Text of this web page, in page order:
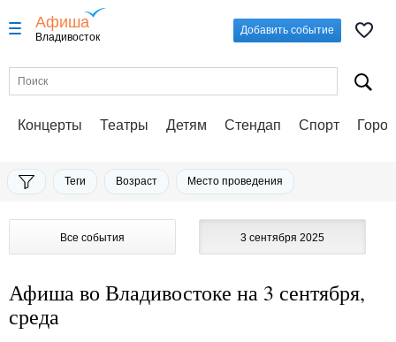
Афиша
Владивосток
Добавить событие
Концерты Театры Детям Стендап Спорт
Теги Возраст Место проведения
Все события 3 сентября 2025
Афиша во Владивостоке на 3 сентября,
среда